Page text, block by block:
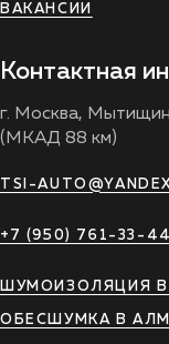
ВАКАНСИИ
Контактная
г. Москва,
(МКАД 88 км)
TSI-
+7 (950) 761-33-44
ШУМОИЗОЛЯЦИЯ В
ОБЕСШУМКА В